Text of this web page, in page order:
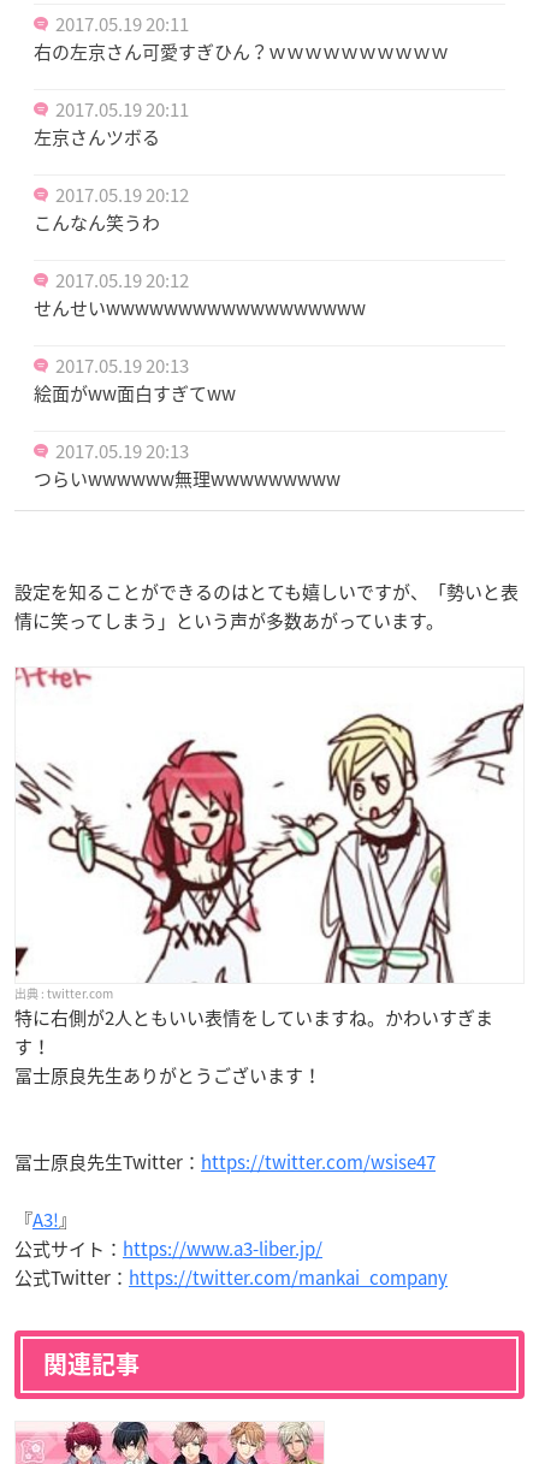
2017.05.19 20:11
右の左京さん可愛すぎひん？ｗｗｗｗｗｗｗｗｗｗ
2017.05.19 20:11
左京さんツボる
2017.05.19 20:12
こんなん笑うわ
2017.05.19 20:12
せんせいwwwwwwwwwwwwwwwwww
2017.05.19 20:13
絵面がww面白すぎてww
2017.05.19 20:13
つらいwwwwww無理wwwwwwwww
設定を知ることができるのはとても嬉しいですが、「勢いと表
情に笑ってしまう」という声が多数あがっています。
twitter.com
特に右側が2人ともいい表情をしていますね。かわいすぎま
す！
冨士原良先生ありがとうございます！
冨士原良先生Twitter： https://twitter.com/wsise47
『A3!』
公式サイト： https://www.a3-liber.jp/
公式Twitter： https://twitter.com/mankai_company
関連記事